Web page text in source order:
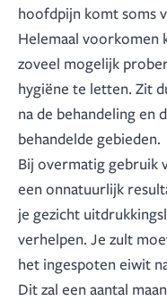
hoofdpijn komt soms
Helemaal voorkomen
zoveel mogelijk
hygiëne te letten. Zit
na de behandeling en
behandelde gebieden.
Bij overmatig gebruik
een onnatuurlijk
je gezicht
verhelpen. Je zult
het ingespoten eiwit
Dit zal een aantal